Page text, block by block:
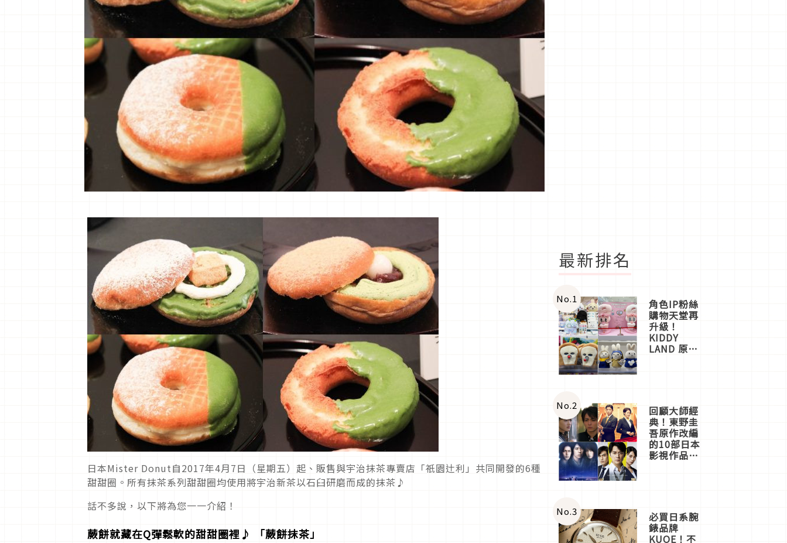
日本Mister Donut自2017年4月7日（星期五）起、販售與宇治抹茶專賣店「祇園辻利」共同開發的6種
甜甜圈。所有抹茶系列甜甜圈均使用將宇治新茶以石臼研磨而成的抹茶♪
話不多說，以下將為您一一介紹！
蕨餅就藏在Q彈鬆軟的甜甜圈裡♪ 「蕨餅抹茶」
最新排名
No.1 角色IP粉絲
購物天堂再
升級！
KIDDY
LAND 原宿
店3分即達
No.2 回顧大師經
典！東野圭
吾原作改編
的10部日本
影視作品推
No.3 必買日系腕
錶品牌
KUOE！不